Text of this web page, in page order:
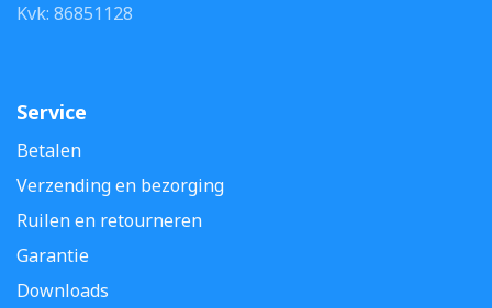
Kvk: 86851128
Service
Betalen
Verzending en bezorging
Ruilen en retourneren
Garantie
Downloads